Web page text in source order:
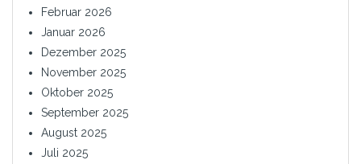
Februar 2026
Januar 2026
Dezember 2025
November 2025
Oktober 2025
September 2025
August 2025
Juli 2025